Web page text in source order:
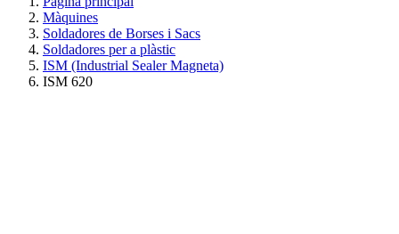
Màquines
Soldadores de Borses i Sacs
Soldadores per a plàstic
ISM (Industrial Sealer Magneta)
ISM 620